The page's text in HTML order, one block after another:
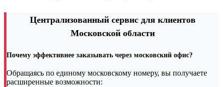
Централизованный сервис для клиентов
Московской области
Почему эффективнее заказывать через московский офис?
Обращаясь по единому московскому номеру, вы получаете
расширенные возможности: